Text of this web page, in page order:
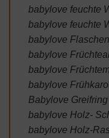
babylove feuchte
babylove feuchte
babylove
babylove
babylove
babylove
Babylove
babylove Holz-
babylove Holz-